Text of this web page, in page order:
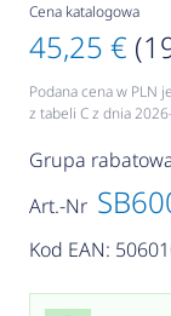
Cena katalogowa
45,25 €
Podana cena w PLN
z tabeli C z dnia
Art.-Nr
Kod EAN:
Grupa